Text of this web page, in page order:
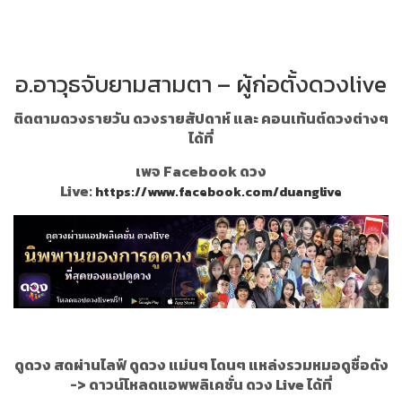
อ.อาวุธจับยามสามตา – ผู้ก่อตั้งดวงlive
ติดตามดวงรายวัน ดวงรายสัปดาห์ และ คอนเท้นต์ดวงต่างๆ
ได้ที่
เพจ Facebook ดวง
Live:https://www.facebook.com/duanglive
ดูดวง สดผ่านไลฟ์ ดูดวง แม่นๆ โดนๆ แหล่งรวมหมอดูชื่อดัง
-> ดาวน์โหลดแอพพลิเคชั่น ดวง Live ได้ที่